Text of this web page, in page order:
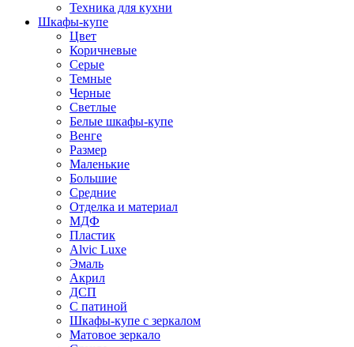
Техника для кухни
Шкафы-купе
Цвет
Коричневые
Серые
Темные
Черные
Светлые
Белые шкафы-купе
Венге
Размер
Маленькие
Большие
Средние
Отделка и материал
МДФ
Пластик
Alvic Luxe
Эмаль
Акрил
ДСП
С патиной
Шкафы-купе с зеркалом
Матовое зеркало